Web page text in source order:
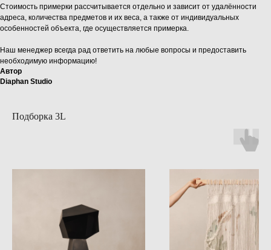
Стоимость примерки рассчитывается отдельно и зависит от удалённости
адреса, количества предметов и их веса, а также от индивидуальных
особенностей объекта, где осуществляется примерка.
Наш менеджер всегда рад ответить на любые вопросы и предоставить
необходимую информацию!
Автор
Diaphan Studio
Подборка 3L